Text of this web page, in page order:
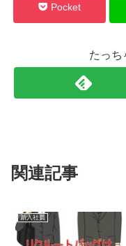
Pocket
たっち
関連記事
新入社員